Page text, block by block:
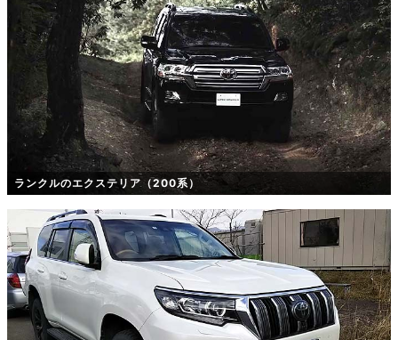
ランクルのエクステリア（200系）